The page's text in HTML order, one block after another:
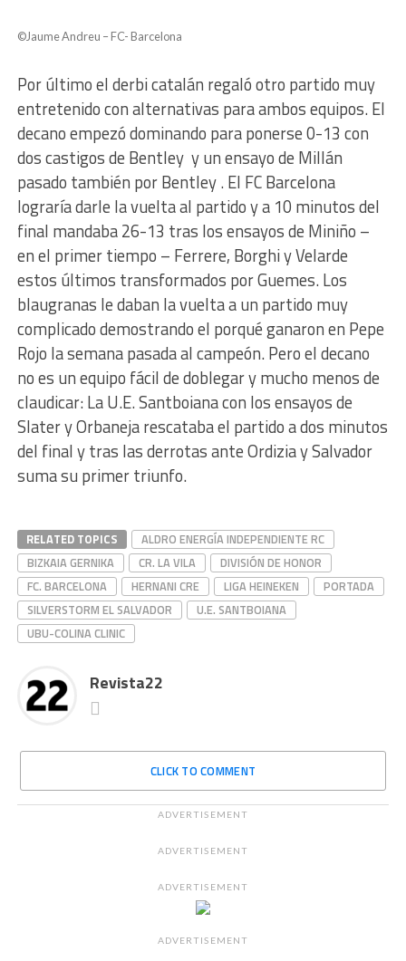
©Jaume Andreu – FC- Barcelona
Por último el derbi catalán regaló otro partido muy
entretenido con alternativas para ambos equipos. El
decano empezó dominando para ponerse 0-13 con
dos castigos de Bentley y un ensayo de Millán
pasado también por Bentley . El FC Barcelona
lograría darle la vuelta al partido y a 10 minutos del
final mandaba 26-13 tras los ensayos de Miniño –
en el primer tiempo – Ferrere, Borghi y Velarde
estos últimos transformados por Guemes. Los
blaugranas le daban la vuelta a un partido muy
complicado demostrando el porqué ganaron en Pepe
Rojo la semana pasada al campeón. Pero el decano
no es un equipo fácil de doblegar y mucho menos de
claudicar: La U.E. Santboiana con los ensayos de
Slater y Orbaneja rescataba el partido a dos minutos
del final y tras las derrotas ante Ordizia y Salvador
suma su primer triunfo.
RELATED TOPICS
ALDRO ENERGÍA INDEPENDIENTE RC
BIZKAIA GERNIKA
CR. LA VILA
DIVISIÓN DE HONOR
FC. BARCELONA
HERNANI CRE LIGA HEINEKEN
PORTADA
SILVERSTORM EL SALVADOR
U.E. SANTBOIANA
UBU-COLINA CLINIC
Revista22
CLICK TO COMMENT
ADVERTISEMENT
ADVERTISEMENT
ADVERTISEMENT
ADVERTISEMENT